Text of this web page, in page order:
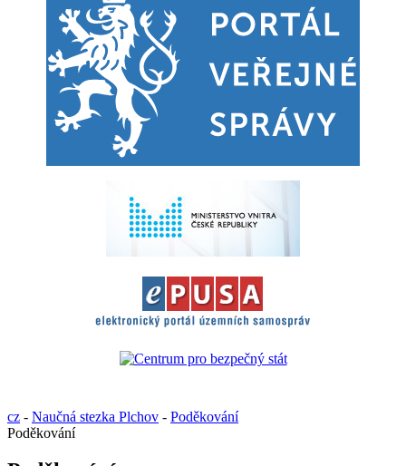
cz - Naučná stezka Plchov - Poděkování
Poděkování